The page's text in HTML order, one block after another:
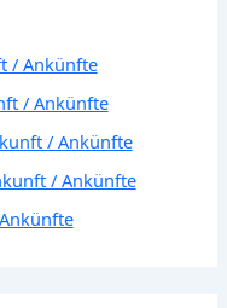
/ Ankünfte
/ Ankünfte
/ Ankünfte
/ Ankünfte